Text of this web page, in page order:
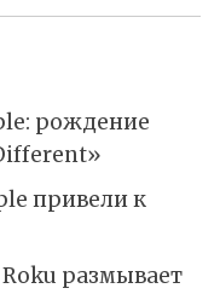
рождение
привели к
размывает